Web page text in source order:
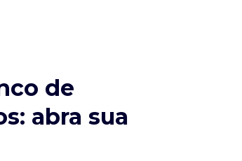
de
abra sua